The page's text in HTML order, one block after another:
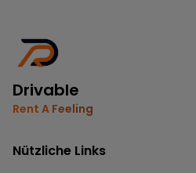
Drivable
Rent A Feeling
Nützliche Links